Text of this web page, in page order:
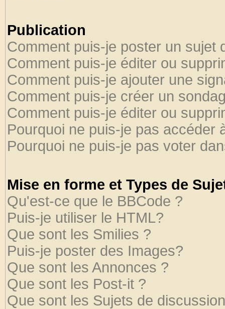
Publication
Comment puis-je poster un sujet
Comment puis-je éditer ou
Comment puis-je ajouter une
Comment puis-je créer un
Comment puis-je éditer ou
Pourquoi ne puis-je pas accéder
Pourquoi ne puis-je pas voter
Mise en forme et Types de
Qu'est-ce que le BBCode ?
Puis-je utiliser le HTML?
Que sont les Smilies ?
Puis-je poster des Images?
Que sont les Annonces ?
Que sont les Post-it ?
Que sont les Sujets de